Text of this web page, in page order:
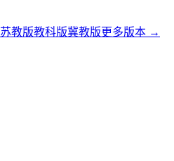
苏教版教科版冀教版更多版本 →